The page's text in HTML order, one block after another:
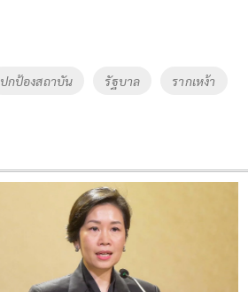
ปกป้องสถาบัน รัฐบาล รากเหง้า